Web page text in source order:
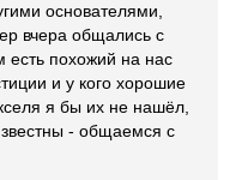
основателями,
вчера общались с
есть похожий на нас
и у кого хорошие
я бы их не нашёл,
- общаемся с